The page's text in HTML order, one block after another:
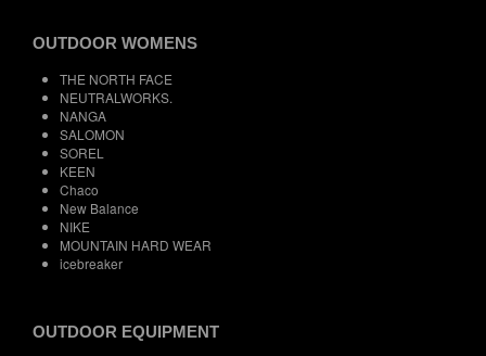
OUTDOOR WOMENS
THE NORTH FACE
NEUTRALWORKS.
NANGA
SALOMON
SOREL
KEEN
Chaco
New Balance
NIKE
MOUNTAIN HARD WEAR
icebreaker
OUTDOOR EQUIPMENT